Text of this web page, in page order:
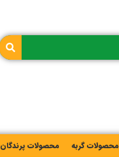
محصولات گربه محصولات پرندگان